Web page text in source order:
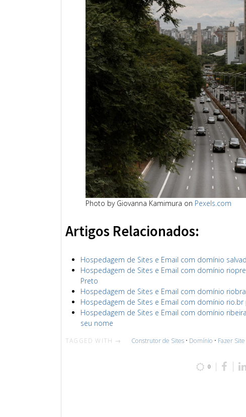
Photo by Giovanna Kamimura on Pexels.com
Artigos Relacionados:
Hospedagem de Sites e Email com domínio
Hospedagem de Sites e Email com domínio
Preto
Hospedagem de Sites e Email com domínio
Hospedagem de Sites e Email com domínio rio.br
Hospedagem de Sites e Email com domínio
seu nome
TAGGED WITH → Construtor de Sites• Domínio • Fazer Site
0